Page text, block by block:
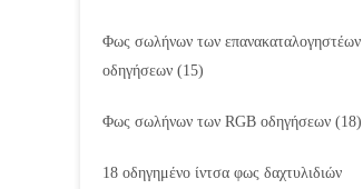
Φως σωλήνων των επανακαταλογηστέων
οδηγήσεων (15)
Φως σωλήνων των RGB οδηγήσεων (18)
18 οδηγημένο ίντσα φως δαχτυλιδιών